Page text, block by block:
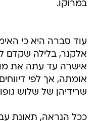
במרוקו.
עוד סברה היא כי
אלקנר, בלילה שקדם
אישרה עד עתה את
אומתה, אך לפי
שרידיהן של שלוש
ככל הנראה, תאונת